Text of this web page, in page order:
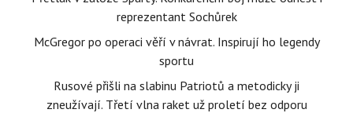
reprezentant Sochůrek
McGregor po operaci věří v návrat. Inspirují ho legendy
sportu
Rusové přišli na slabinu Patriotů a metodicky ji
zneužívají. Třetí vlna raket už proletí bez odporu